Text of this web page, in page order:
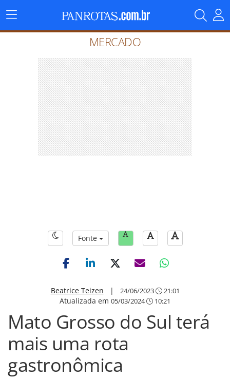
Menu
Principal
MERCADO
Fonte
Beatrice Teizen | 24/06/2023 21:01
Atualizada em 05/03/2024 10:21
Mato Grosso do Sul terá
mais uma rota
gastronômica